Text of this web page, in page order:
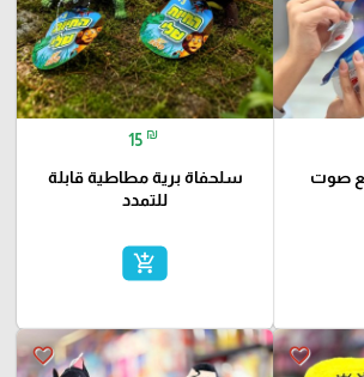
صوت
15 ₪
سلحفاة برية مطاطية قابلة
للتمدد
add_shopping_cart
favorite_border
favorite_border